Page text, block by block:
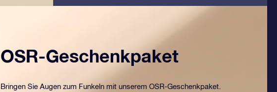
OSR-Geschenkpaket
Bringen Sie Augen zum Funkeln mit unserem OSR-Geschenkpaket.